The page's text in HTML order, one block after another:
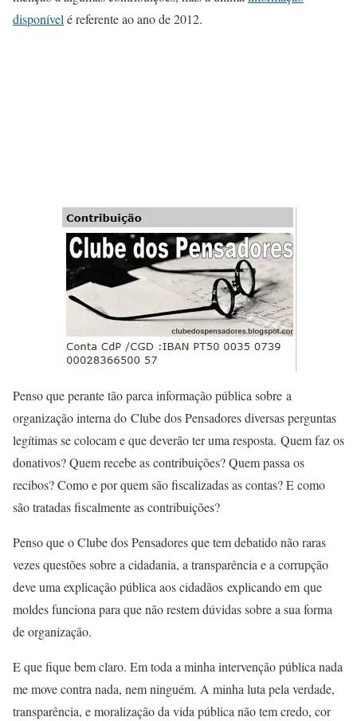
disponível é referente ao ano de 2012.
Penso que perante tão parca informação pública sobre a
organização interna do Clube dos Pensadores diversas perguntas
legítimas se colocam e que deverão ter uma resposta. Quem faz os
donativos? Quem recebe as contribuições? Quem passa os
recibos? Como e por quem são fiscalizadas as contas? E como
são tratadas fiscalmente as contribuições?
Penso que o Clube dos Pensadores que tem debatido não raras
vezes questões sobre a cidadania, a transparência e a corrupção
deve uma explicação pública aos cidadãos explicando em que
moldes funciona para que não restem dúvidas sobre a sua forma
de organização.
E que fique bem claro. Em toda a minha intervenção pública nada
me move contra nada, nem ninguém. A minha luta pela verdade,
transparência, e moralização da vida pública não tem credo, cor